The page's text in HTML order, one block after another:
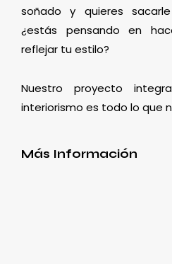
soñado y quieres
¿estás pensando en
reflejar tu estilo?
Nuestro proyecto
interiorismo es todo lo que
Más Información